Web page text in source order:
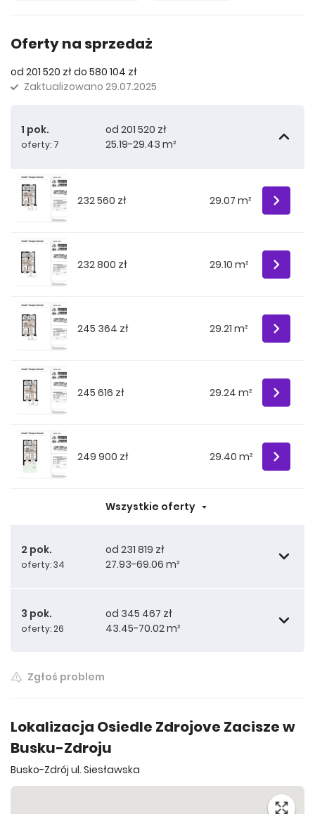
Oferty na sprzedaż
od 201 520 zł do 580 104 zł
Zaktualizowano 29.07.2025
1 pok.
oferty: 7
od 201 520 zł
25.19-29.43 m²
232 560 zł 29.07 m²
232 800 zł 29.10 m²
245 364 zł 29.21 m²
245 616 zł 29.24 m²
249 900 zł 29.40 m²
Wszystkie oferty
2 pok.
oferty: 34
od 231 819 zł
27.93-69.06 m²
308 952 zł
3 pok.
oferty: 26
od 345 467 zł
43.45-70.02 m²
361 880 zł
Zgłoś problem
Lokalizacja Osiedle Zdrojove Zacisze w
Busku-Zdroju
Busko-Zdrój ul. Siesławska